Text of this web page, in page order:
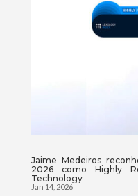
Jaime Medeiros
2026 como Highly
Technology
Jan 14, 2026